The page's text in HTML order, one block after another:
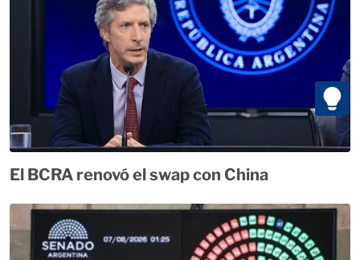
El BCRA renovó el swap con China